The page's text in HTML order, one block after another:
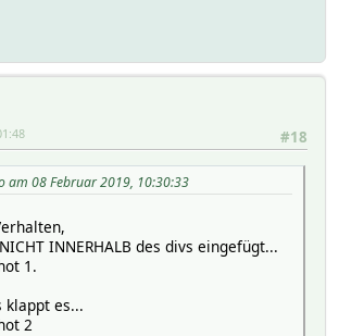
#18
am 08 Februar 2019, 10:30:33
INNERHALB des divs eingefügt...
1.
klappt es...
2